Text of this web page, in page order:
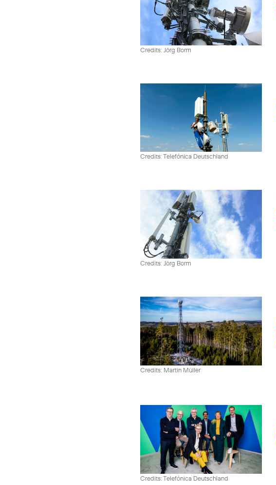
Credits: Jörg Borm
Credits: Telefónica Deutschland
Credits: Jörg Borm
Credits: Martin Müller
Credits: Telefónica Deutschland